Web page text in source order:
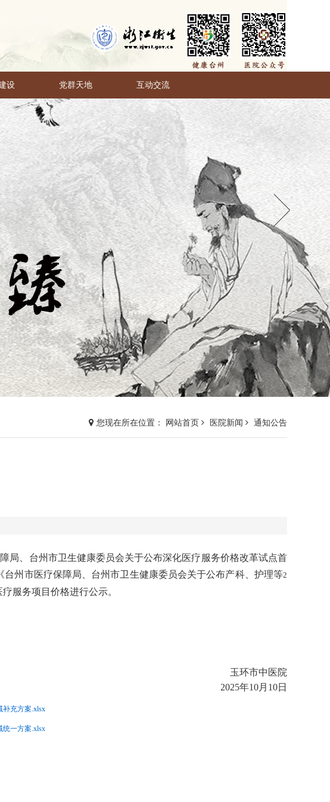
设 党群天地 互动交流
您现在所在位置： 网站首页 医院新闻 通知公告
局、台州市卫生健康委员会关于公布深化医疗服务价格改革试点首
州市医疗保障局、台州市卫生健康委员会关于公布产科、护理等2
服务项目价格进行公示。
玉环市中医院
2025年10月10日
补充方案.xlsx
统一方案.xlsx